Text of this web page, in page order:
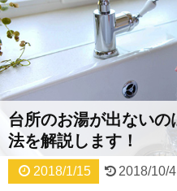
台所のお湯が出ない
法を解説します！
2018/1/15 2018/10/4